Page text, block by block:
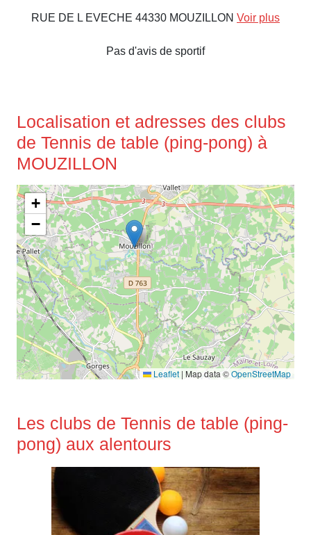
RUE DE L EVECHE 44330 MOUZILLON Voir plus
Pas d'avis de sportif
Localisation et adresses des clubs
de Tennis de table (ping-pong) à
MOUZILLON
+
−
Leaflet | Map data ©OpenStreetMap
Les clubs de Tennis de table (ping-
pong) aux alentours